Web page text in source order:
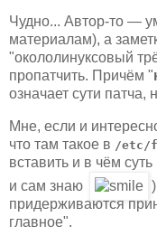
Чудно... Автор-то —
материалам), а
"окололинуксовый
пропатчить. Причём "
означает сути патча,
Мне, если и
что там такое в /etc/
вставить и в чём суть
и сам знаю
придерживаются
главное".